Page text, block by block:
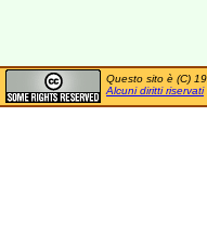
Questo sito è (C)
Alcuni diritti riservati